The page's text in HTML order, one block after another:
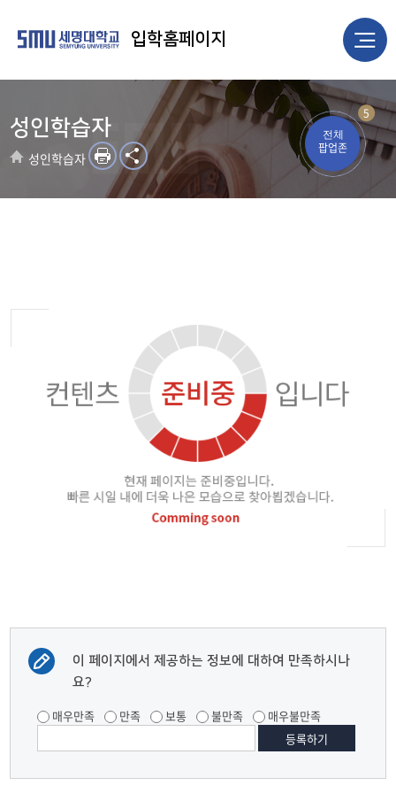
5
전체
팝업존
입학홈페이지
성인학습자
성인학습자
이 페이지에서 제공하는 정보에 대하여 만족하시나
요?
매우만족 만족 보통 불만족 매우불만족